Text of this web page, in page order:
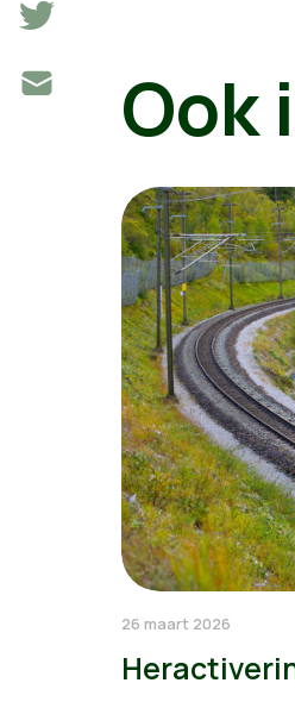
Ook
26 maart 2026